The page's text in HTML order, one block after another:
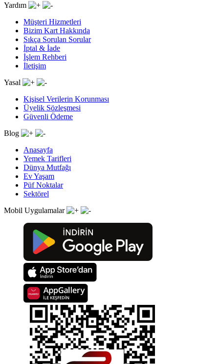
Yardım
Müşteri Hizmetleri
Bizim Kart Hakkında
Sıkça Sorulan Sorular
İptal & İade
İşlem Rehberi
İletişim
Yasal
Kişisel Verilerin Korunması
Üyelik Sözleşmesi
Güvenli Ödeme
Blog
Anasayfa
Yemek Tarifleri
Dünya Mutfağı
Ev Yaşam
Püf Noktalar
Sektörel
Mobil Uygulamalar